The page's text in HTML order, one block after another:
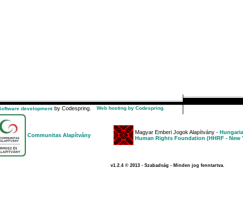
development by Codespring. Web hosting by Codespring.
Communitas Alapítvány Magyar Emberi Jogok Alapítvány -
Human Rights Foundation (HHRF - New
v1.2.4 © 2013 - Szabadság - Minden jog fenntartva.